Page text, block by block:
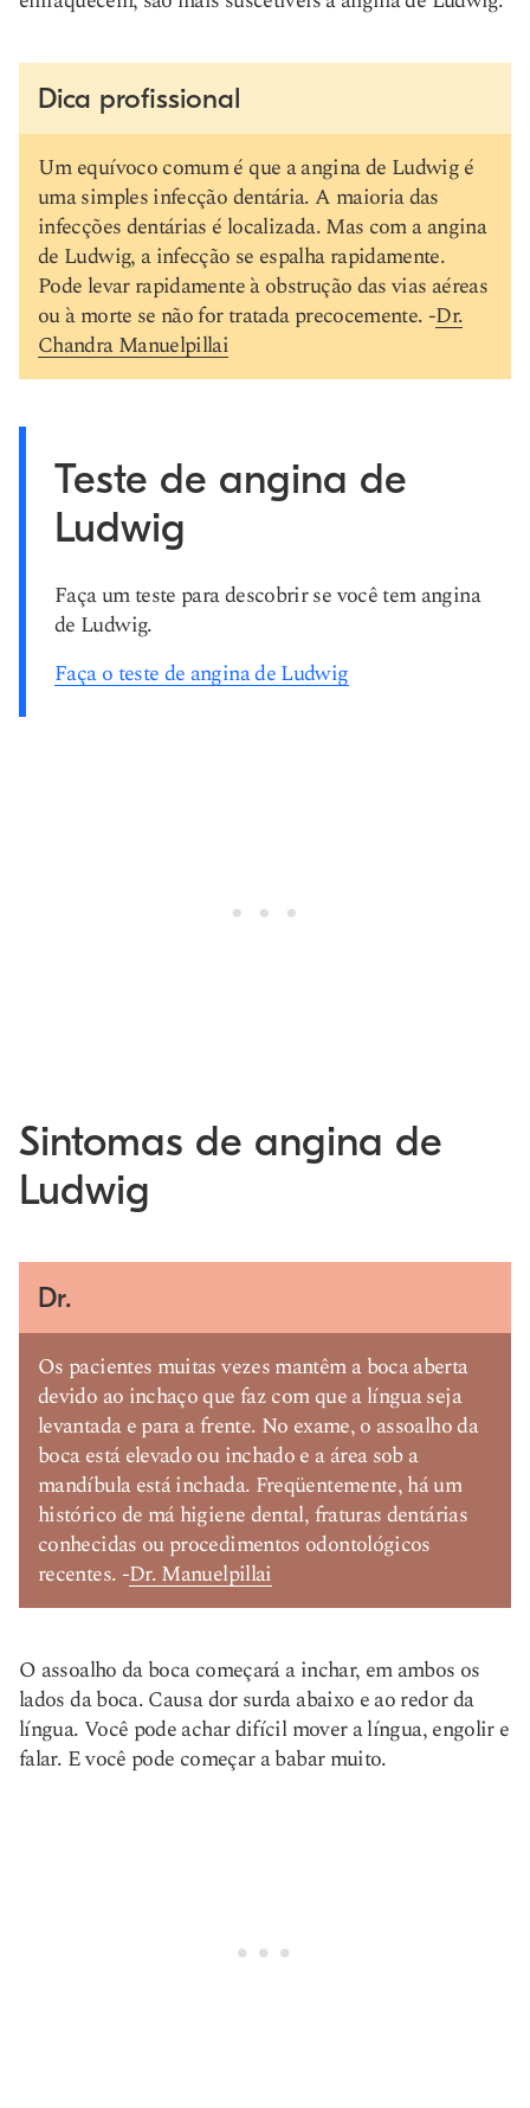
Dica profissional
Um equívoco comum é que a angina de Ludwig é
uma simples infecção dentária. A maioria das
infecções dentárias é localizada. Mas com a angina
de Ludwig, a infecção se espalha rapidamente.
Pode levar rapidamente à obstrução das vias aéreas
ou à morte se não for tratada precocemente. -Dr.
Chandra Manuelpillai
Teste de angina de
Ludwig
Faça um teste para descobrir se você tem angina
de Ludwig.
Faça o teste de angina de Ludwig
Sintomas de angina de
Ludwig
Dr.
Os pacientes muitas vezes mantêm a boca aberta
devido ao inchaço que faz com que a língua seja
levantada e para a frente. No exame, o assoalho da
boca está elevado ou inchado e a área sob a
mandíbula está inchada. Freqüentemente, há um
histórico de má higiene dental, fraturas dentárias
conhecidas ou procedimentos odontológicos
recentes. -Dr. Manuelpillai
O assoalho da boca começará a inchar, em ambos os
lados da boca. Causa dor surda abaixo e ao redor da
língua. Você pode achar difícil mover a língua, engolir e
falar. E você pode começar a babar muito.